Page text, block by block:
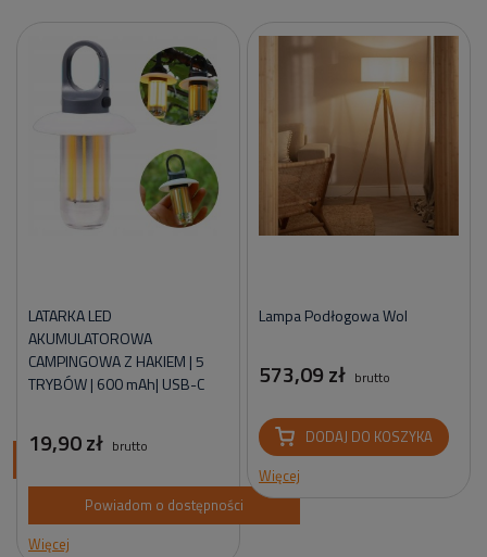
LATARKA LED
AKUMULATOROWA
CAMPINGOWA Z HAKIEM | 5
TRYBÓW | 600 mAh| USB-C
19,90 zł brutto
Powiadom o dostępności
Więcej
Lampa Podłogowa Wol
573,09 zł brutto
DODAJ DO KOSZYKA
Więcej